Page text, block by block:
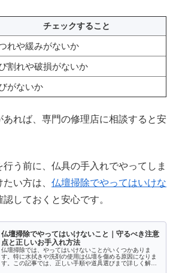
チェックすること
れや緩みがないか
割れや破損がないか
がないか
あれば、専門の修理店に相談すると安
う前に、仏具の手入れでやってしま
い方は、 仏壇掃除でやってはいけな
しておくと安心です。
仏壇掃除でやってはいけないこと｜守るべき注意
点と正しいお手入れ方法
仏壇掃除では、やってはいけないことがいくつかありま
す。特に水拭きや洗剤の使用は仏壇を傷める原因になりま
す。この記事では、正しい手順や道具選びまで詳しく解説